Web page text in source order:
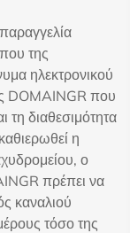
της
ηλεκτρονικού
DOMAINGR που
τη διαθεσιμότητα
η
ο
πρέπει να
καναλιού
τόσο της